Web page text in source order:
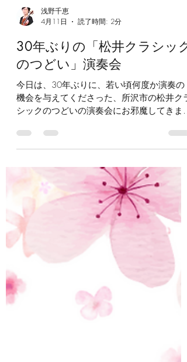
点である今井館で、演奏させていただけたこ
とに深く感謝し、 母の写真をオルガンの上
しました。 もう少し立体的にできたら…と
いう反省点もありま
をやりくりしてきましたが、器用ではないこ
と、加齢による体力の衰え、高齢の父や家族
の対応、などにより、なかなか練習時間が取
れず、支障が出るようになってしまっていま
す。。 5月、6月にはバッハ無伴奏の演奏会
があり、十分な準備をして臨みたいと思い、
悩んだ末、大変心苦しいのですが、夏の講習
会の準備等を含めて、今年2026年6月28日
までの期間限定で、レッスンの新規募集を一
時停止させていただけたらと思います。 今
ことのある方には、通常通りレッスンさせて
いただきます。 6月29日から、また新規の
レッスンを受け付けます。 また、その際は
こちらでご案内させていただきます。 勝手
を申しまして、大変申し訳ご
浅野千恵
4月11日
読了時間: 2分
30年ぶりの「松井クラシック
のつどい」演奏会
今日は、30年ぶりに、若い頃何度か演奏の
機会を与えてくださった、所沢市の松井クラ
シックのつどいの演奏会にお邪魔してきまし
は、35年もの長い間、ボランティアの方々
の熱意に寄り、月1回という驚くべきペース
届けてこられました。 素晴らしい演奏家の
皆様が演奏に来られていますし、それが
2,000円というリーズナブルな価格で聴くこ
とができますので、近隣の方も、近隣でない
方も、ぜひぜひ聴きにいらしてください！
松井クラシックのつどいのHPで、今後の演
奏会の詳細をご覧になれますので、ぜひこち
らから飛んでみてくださいm(_ _)m↓
https://matsuiclassic.jimdofree.com/ 著名な
演奏家の方も演奏にいらっしゃいますので、
そのような方々の演奏を、この価格で聴ける
というのは、本当に驚きです。スタッフの
松井公民館とホールの前で、30年前からス